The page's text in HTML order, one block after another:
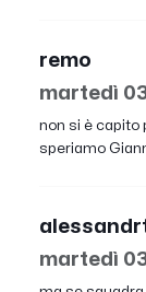
remo
martedì
non si è capito
speriamo
martedì